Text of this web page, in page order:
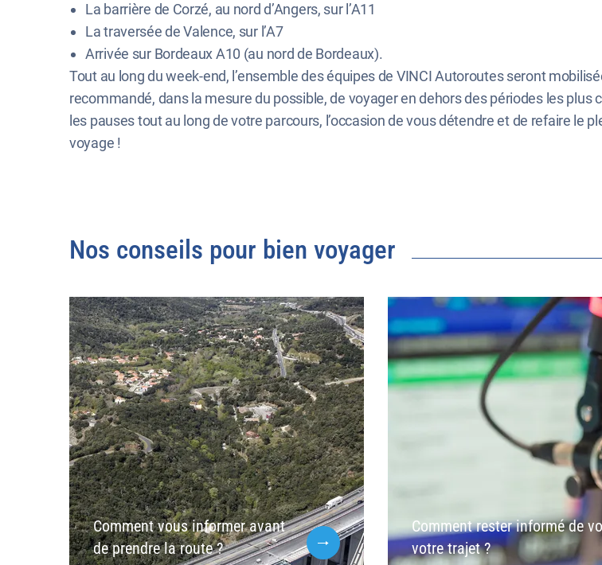
La barrière de Corzé, au nord d’Angers, sur l’A11
La traversée de Valence, sur l’A7
Arrivée sur Bordeaux A10 (au nord de Bordeaux).
Tout au long du week-end, l’ensemble des équipes de VINCI Autoroutes seront
recommandé, dans la mesure du possible, de voyager en dehors des périodes les plus
les pauses tout au long de votre parcours, l’occasion de vous détendre et de refaire le
voyage !
Nos conseils pour bien voyager
Comment vous informer avant
de prendre la route ?
Comment rester informé de
votre trajet ?